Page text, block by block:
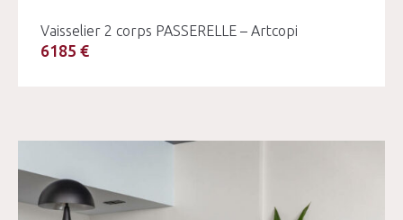
Vaisselier 2 corps PASSERELLE – Artcopi
6185 €